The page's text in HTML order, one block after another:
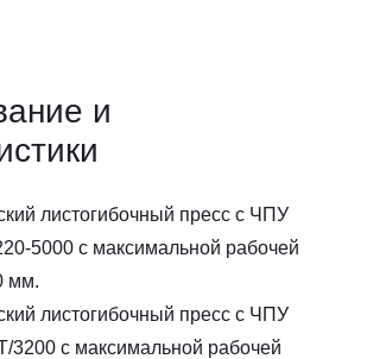
и
листогибочный пресс с ЧПУ
5000 с максимальной рабочей
мм.
листогибочный пресс с ЧПУ
3200 с максимальной рабочей